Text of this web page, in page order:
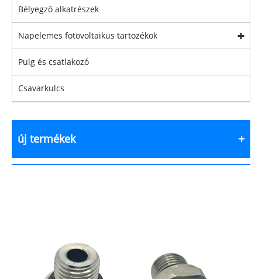
Bélyegző alkatrészek
Napelemes fotovoltaikus tartozékok
Pulg és csatlakozó
Csavarkulcs
új termékek